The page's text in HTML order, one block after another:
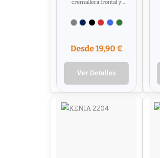
cremallera frontal y
Desde 19,90 €
Ver Detalles